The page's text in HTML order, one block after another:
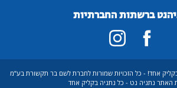
החברתיות
הזכויות שמורות לחברת לשם בר תקשורת בע"מ
- כל נתניה בקליק אחד